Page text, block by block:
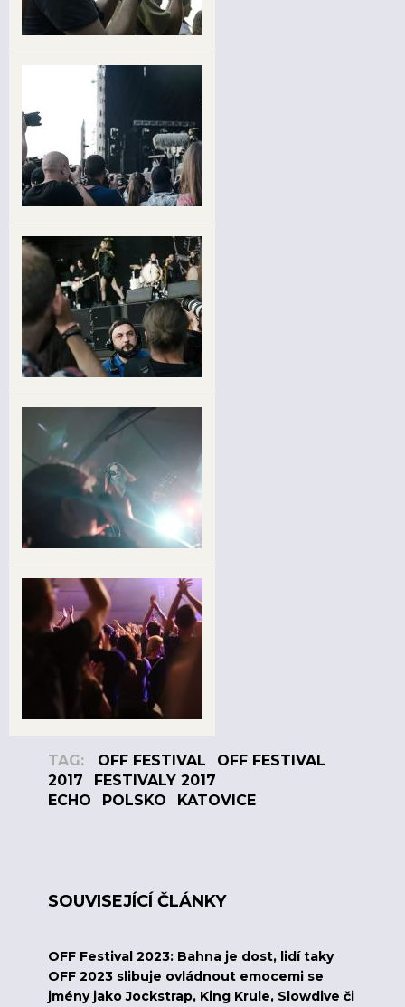
TAG: OFF FESTIVAL
OFF FESTIVAL
2017
FESTIVALY 2017
ECHO
POLSKO KATOVICE
SOUVISEJÍCÍ ČLÁNKY
OFF Festival 2023: Bahna je dost, lidí taky
OFF 2023 slibuje ovládnout emocemi se
jmény jako Jockstrap, King Krule, Slowdive či